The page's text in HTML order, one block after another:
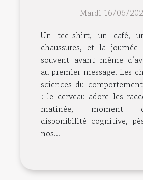
Mardi 16/06/
Un tee-shirt, un café,
chaussures, et la journée
souvent avant même
au premier message. Les
sciences du
: le cerveau adore les
matinée, moment
disponibilité cognitive,
nos...